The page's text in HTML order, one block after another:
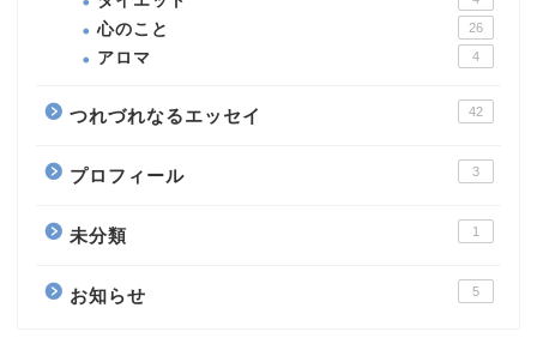
心のこと 26
アロマ 4
つれづれなるエッセイ 42
プロフィール 3
未分類 1
お知らせ 5